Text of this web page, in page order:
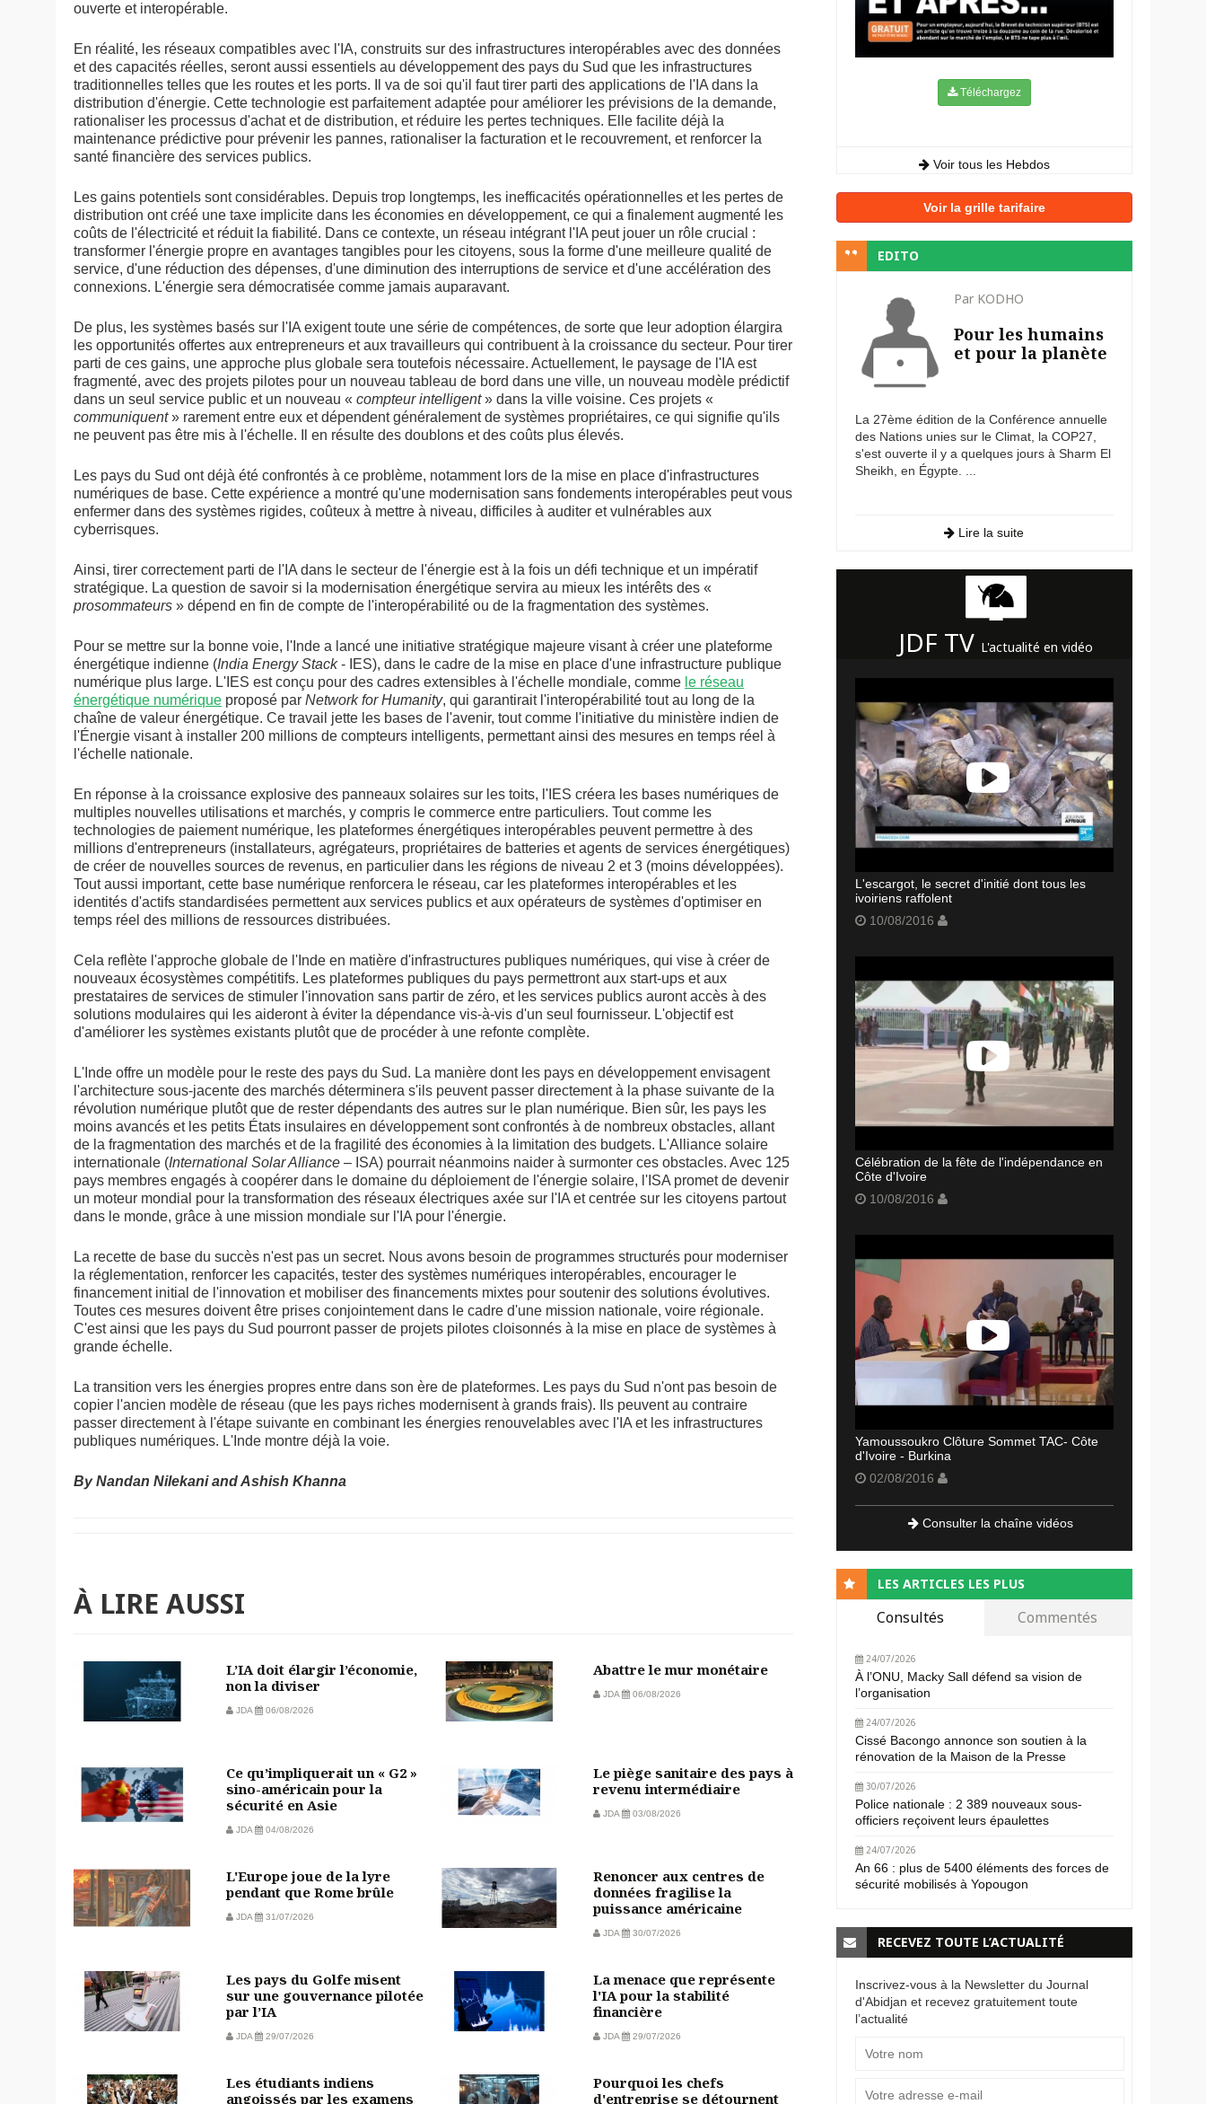
ouverte et interopérable.
En réalité, les réseaux compatibles avec l'IA, construits sur des infrastructures interopérables avec des données
et des capacités réelles, seront aussi essentiels au développement des pays du Sud que les infrastructures
traditionnelles telles que les routes et les ports. Il va de soi qu'il faut tirer parti des applications de l'IA dans la
distribution d'énergie. Cette technologie est parfaitement adaptée pour améliorer les prévisions de la demande,
rationaliser les processus d'achat et de distribution, et réduire les pertes techniques. Elle facilite déjà la
maintenance prédictive pour prévenir les pannes, rationaliser la facturation et le recouvrement, et renforcer la
santé financière des services publics.
Les gains potentiels sont considérables. Depuis trop longtemps, les inefficacités opérationnelles et les pertes de
distribution ont créé une taxe implicite dans les économies en développement, ce qui a finalement augmenté les
coûts de l'électricité et réduit la fiabilité. Dans ce contexte, un réseau intégrant l'IA peut jouer un rôle crucial :
transformer l'énergie propre en avantages tangibles pour les citoyens, sous la forme d'une meilleure qualité de
service, d'une réduction des dépenses, d'une diminution des interruptions de service et d'une accélération des
connexions. L'énergie sera démocratisée comme jamais auparavant.
De plus, les systèmes basés sur l'IA exigent toute une série de compétences, de sorte que leur adoption élargira
les opportunités offertes aux entrepreneurs et aux travailleurs qui contribuent à la croissance du secteur. Pour tirer
parti de ces gains, une approche plus globale sera toutefois nécessaire. Actuellement, le paysage de l'IA est
fragmenté, avec des projets pilotes pour un nouveau tableau de bord dans une ville, un nouveau modèle prédictif
dans un seul service public et un nouveau « compteur intelligent» dans la ville voisine. Ces projets «
communiquent» rarement entre eux et dépendent généralement de systèmes propriétaires, ce qui signifie qu'ils
ne peuvent pas être mis à l'échelle. Il en résulte des doublons et des coûts plus élevés.
Les pays du Sud ont déjà été confrontés à ce problème, notamment lors de la mise en place d'infrastructures
numériques de base. Cette expérience a montré qu'une modernisation sans fondements interopérables peut vous
enfermer dans des systèmes rigides, coûteux à mettre à niveau, difficiles à auditer et vulnérables aux
cyberrisques.
Ainsi, tirer correctement parti de l'IA dans le secteur de l'énergie est à la fois un défi technique et un impératif
stratégique. La question de savoir si la modernisation énergétique servira au mieux les intérêts des «
prosommateurs » dépend en fin de compte de l'interopérabilité ou de la fragmentation des systèmes.
Pour se mettre sur la bonne voie, l'Inde a lancé une initiative stratégique majeure visant à créer une plateforme
énergétique indienne (India Energy Stack- IES), dans le cadre de la mise en place d'une infrastructure publique
numérique plus large. L'IES est conçu pour des cadres extensibles à l'échelle mondiale, comme le réseau
énergétique numérique proposé par Network for Humanity, qui garantirait l'interopérabilité tout au long de la
chaîne de valeur énergétique. Ce travail jette les bases de l'avenir, tout comme l'initiative du ministère indien de
l'Énergie visant à installer 200 millions de compteurs intelligents, permettant ainsi des mesures en temps réel à
l'échelle nationale.
En réponse à la croissance explosive des panneaux solaires sur les toits, l'IES créera les bases numériques de
multiples nouvelles utilisations et marchés, y compris le commerce entre particuliers. Tout comme les
technologies de paiement numérique, les plateformes énergétiques interopérables peuvent permettre à des
millions d'entrepreneurs (installateurs, agrégateurs, propriétaires de batteries et agents de services énergétiques)
de créer de nouvelles sources de revenus, en particulier dans les régions de niveau 2 et 3 (moins développées).
Tout aussi important, cette base numérique renforcera le réseau, car les plateformes interopérables et les
identités d'actifs standardisées permettent aux services publics et aux opérateurs de systèmes d'optimiser en
temps réel des millions de ressources distribuées.
Cela reflète l'approche globale de l'Inde en matière d'infrastructures publiques numériques, qui vise à créer de
nouveaux écosystèmes compétitifs. Les plateformes publiques du pays permettront aux start-ups et aux
prestataires de services de stimuler l'innovation sans partir de zéro, et les services publics auront accès à des
solutions modulaires qui les aideront à éviter la dépendance vis-à-vis d'un seul fournisseur. L'objectif est
d'améliorer les systèmes existants plutôt que de procéder à une refonte complète.
L'Inde offre un modèle pour le reste des pays du Sud. La manière dont les pays en développement envisagent
l'architecture sous-jacente des marchés déterminera s'ils peuvent passer directement à la phase suivante de la
révolution numérique plutôt que de rester dépendants des autres sur le plan numérique. Bien sûr, les pays les
moins avancés et les petits États insulaires en développement sont confrontés à de nombreux obstacles, allant
de la fragmentation des marchés et de la fragilité des économies à la limitation des budgets. L'Alliance solaire
internationale (International Solar Alliance – ISA) pourrait néanmoins naider à surmonter ces obstacles. Avec 125
pays membres engagés à coopérer dans le domaine du déploiement de l'énergie solaire, l'ISA promet de devenir
un moteur mondial pour la transformation des réseaux électriques axée sur l'IA et centrée sur les citoyens partout
dans le monde, grâce à une mission mondiale sur l'IA pour l'énergie.
La recette de base du succès n'est pas un secret. Nous avons besoin de programmes structurés pour moderniser
la réglementation, renforcer les capacités, tester des systèmes numériques interopérables, encourager le
financement initial de l'innovation et mobiliser des financements mixtes pour soutenir des solutions évolutives.
Toutes ces mesures doivent être prises conjointement dans le cadre d'une mission nationale, voire régionale.
C'est ainsi que les pays du Sud pourront passer de projets pilotes cloisonnés à la mise en place de systèmes à
grande échelle.
La transition vers les énergies propres entre dans son ère de plateformes. Les pays du Sud n'ont pas besoin de
copier l'ancien modèle de réseau (que les pays riches modernisent à grands frais). Ils peuvent au contraire
passer directement à l'étape suivante en combinant les énergies renouvelables avec l'IA et les infrastructures
publiques numériques. L'Inde montre déjà la voie.
By Nandan Nilekani and Ashish Khanna
À LIRE AUSSI
L’IA doit élargir l’économie,
non la diviser
JDA 06/08/2026
Abattre le mur monétaire
JDA 06/08/2026
Ce qu’impliquerait un « G2 »
sino-américain pour la
sécurité en Asie
JDA 04/08/2026
Le piège sanitaire des pays à
revenu intermédiaire
JDA 03/08/2026
L'Europe joue de la lyre
pendant que Rome brûle
JDA 31/07/2026
Renoncer aux centres de
données fragilise la
puissance américaine
JDA 30/07/2026
Les pays du Golfe misent
sur une gouvernance pilotée
par l’IA
JDA 29/07/2026
La menace que représente
l'IA pour la stabilité
financière
JDA 29/07/2026
Les étudiants indiens
angoissés par les examens
Pourquoi les chefs
d'entreprise se détournent
Téléchargez
Voir tous les Hebdos
Voir la grille tarifaire
EDITO
Par KODHO
Pour les humains
et pour la planète
La 27ème édition de la Conférence annuelle
des Nations unies sur le Climat, la COP27,
s'est ouverte il y a quelques jours à Sharm El
Sheikh, en Égypte. ...
Lire la suite
JDF TV L'actualité en vidéo
L'escargot, le secret d'initié dont tous les
ivoiriens raffolent
10/08/2016
Célébration de la fête de l'indépendance en
Côte d'Ivoire
10/08/2016
Yamoussoukro Clôture Sommet TAC- Côte
d'Ivoire - Burkina
02/08/2016
Consulter la chaîne vidéos
LES ARTICLES LES PLUS
Consultés Commentés
24/07/2026
À l’ONU, Macky Sall défend sa vision de
l’organisation
24/07/2026
Cissé Bacongo annonce son soutien à la
rénovation de la Maison de la Presse
30/07/2026
Police nationale : 2 389 nouveaux sous-
officiers reçoivent leurs épaulettes
24/07/2026
An 66 : plus de 5400 éléments des forces de
sécurité mobilisés à Yopougon
RECEVEZ TOUTE L’ACTUALITÉ
Inscrivez-vous à la Newsletter du Journal
d'Abidjan et recevez gratuitement toute
l’actualité